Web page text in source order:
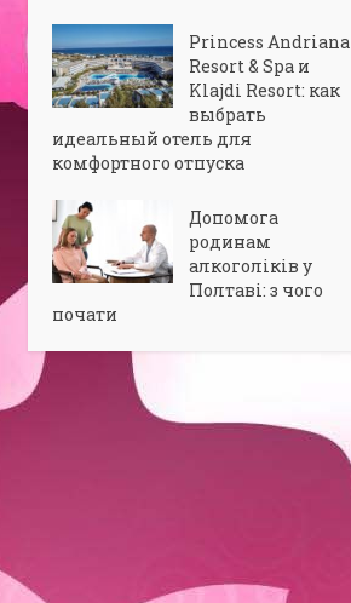
Princess Andriana
Resort & Spa и
Klajdi Resort: как
выбрать
идеальный отель для
комфортного отпуска
Допомога
родинам
алкоголіків у
Полтаві: з чого
почати